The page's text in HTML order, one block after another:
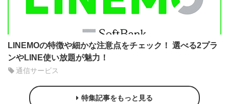
LINEMOの特徴や細かな注意点をチェック！ 選べる2プラ
ンやLINE使い放題が魅力！
通信サービス
特集記事をもっと見る